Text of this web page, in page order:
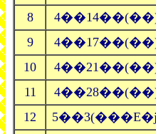
8
9
10
11
12